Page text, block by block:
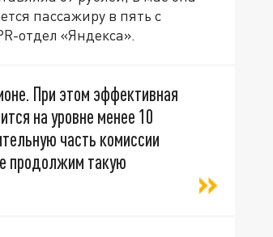
пассажиру в пять с
отдел «Яндекса».
При этом эффективная
на уровне менее 10
часть комиссии
продолжим такую